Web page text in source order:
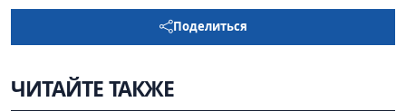
Поделиться
ЧИТАЙТЕ ТАКЖЕ